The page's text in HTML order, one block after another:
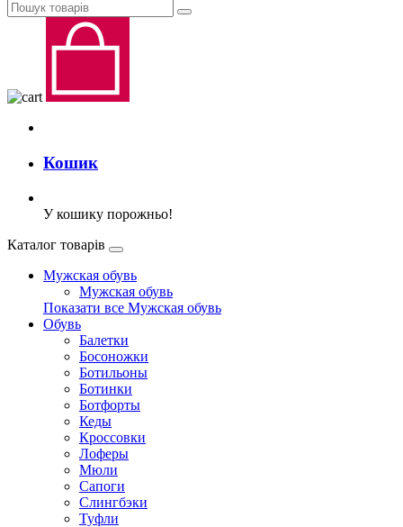
Кошик
У кошику порожньо!
Каталог товарів
Мужская обувь
Мужская обувь
Показати все Мужская обувь
Обувь
Балетки
Босоножки
Ботильоны
Ботинки
Ботфорты
Кеды
Кроссовки
Лоферы
Мюли
Сапоги
Слингбэки
Туфли